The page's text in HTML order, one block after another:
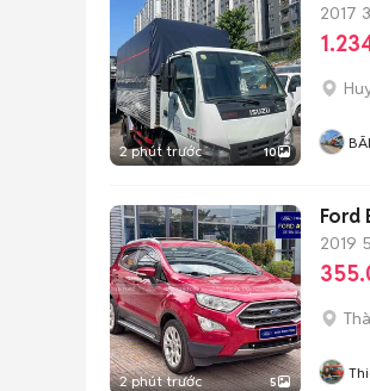
2 phút trước 10
2017
2 phút trước 5
Ford
2019